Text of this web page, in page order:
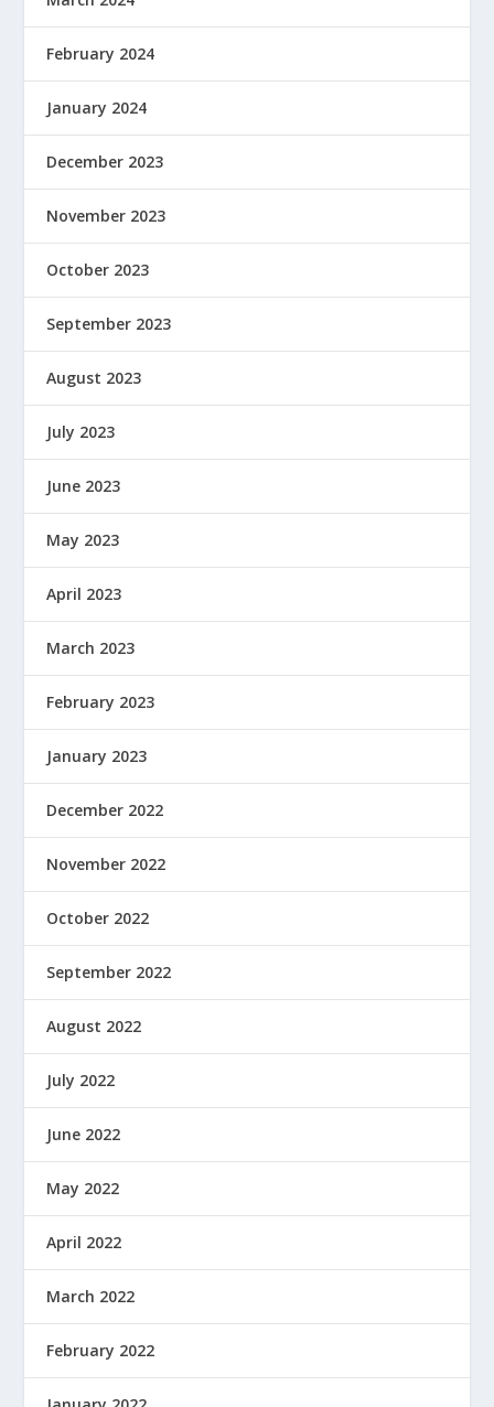
February 2024
January 2024
December 2023
November 2023
October 2023
September 2023
August 2023
July 2023
June 2023
May 2023
April 2023
March 2023
February 2023
January 2023
December 2022
November 2022
October 2022
September 2022
August 2022
July 2022
June 2022
May 2022
April 2022
March 2022
February 2022